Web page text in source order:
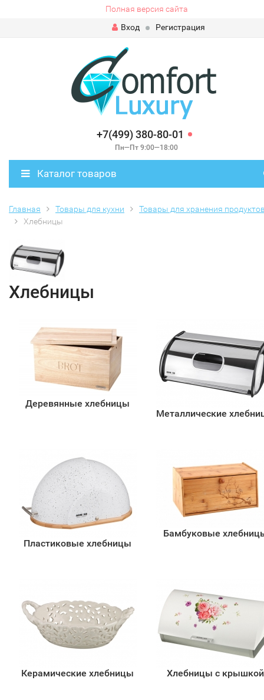
Полная версия сайта
Вход
Регистрация
+7(499) 380-80-01
Пн—Пт 9:00—18:00
Каталог товаров
Главная Товары для кухни
Товары для хранения
Хлебницы
Хлебницы
Деревянные хлебницы
Металлические
Пластиковые хлебницы
Бамбуковые
Керамические хлебницы Хлебницы с крышкой